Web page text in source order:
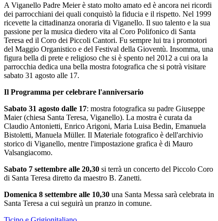
A Viganello Padre Meier è stato molto amato ed è ancora nei ricordi
dei parrocchiani dei quali conquistò la fiducia e il rispetto. Nel 1999
ricevette la cittadinanza onoraria di Viganello. Il suo talento e la sua
passione per la musica diedero vita al Coro Polifonico di Santa
Teresa ed il Coro dei Piccoli Cantori. Fu sempre lui tra i promotori
del Maggio Organistico e del Festival della Gioventù. Insomma, una
figura bella di prete e religioso che si è spento nel 2012 a cui ora la
parrocchia dedica una bella mostra fotografica che si potrà visitare
sabato 31 agosto alle 17.
Il Programma per celebrare l'anniversario
Sabato 31 agosto dalle 17: mostra fotografica su padre Giuseppe
Maier (chiesa Santa Teresa, Viganello). La mostra è curata da
Claudio Antonietti, Enrico Arigoni, Maria Luisa Bedin, Emanuela
Bistoletti, Manuela Müller. Il Materiale fotografico è dell'archivio
storico di Viganello, mentre l'impostazione grafica è di Mauro
Valsangiacomo.
Sabato 7 settembre alle 20,30 si terrà un concerto del Piccolo Coro
di Santa Teresa diretto da maestro B. Zanetti.
Domenica 8 settembre alle 10,30 una Santa Messa sarà celebrata in
Santa Teresa a cui seguirà un pranzo in comune.